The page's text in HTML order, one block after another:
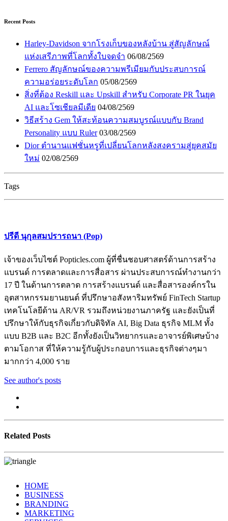
Recent Posts
Harley-Davidson จากโรงเก็บของหลังบ้าน สู่สัญลักษณ์
แห่งเสรีภาพที่โลกทั้งใบจดจำ 06/08/2569
Ferrero สัญลักษณ์ของความพรีเมียมกับประสบการณ์
ความอร่อยระดับโลก 05/08/2569
สิ่งที่ต้อง Reskill และ Upskill สำหรับ Corporate PR ในยุค
AI และโซเชียลมีเดีย 04/08/2569
วิธีสร้าง Gem ให้สะท้อนความสมบูรณ์แบบกับ Brand
Personality แบบ Ruler 03/08/2569
Dior ตำนานแฟชั่นหรูที่เปลี่ยนโลกหลังสงครามสู่ยุคสมัย
ใหม่ 02/08/2569
Tags
ปรีดี นุกุลสมปรารถนา (Pop)
เจ้าของเว็บไซต์ Popticles.com ผู้ที่ชื่นชอบศาสตร์ด้านการสร้าง
แบรนด์ การตลาดและการสื่อสาร ผ่านประสบการณ์ทำงานกว่า
17 ปี ในด้านการตลาด การสร้างแบรนด์ และสื่อสารองค์กรใน
อุตสาหกรรมยานยนต์ ที่ปรึกษาอสังหาริมทรัพย์ FinTech Startup
เทคโนโลยีด้าน AR/VR รวมถึงหน่วยงานภาครัฐ และยังเป็นที่
ปรึกษาให้กับธุรกิจเกี่ยวกับดิจิทัล AI, Big Data ธุรกิจ MLM ทั้ง
แบบ B2B และ B2C อีกทั้งยังเป็นวิทยากรและอาจารย์พิเศษบ้าง
ตามโอกาส ที่ให้ความรู้กับผู้ประกอบการและธุรกิจต่างๆมา
มากกว่า 4,000 ราย
See author's posts
Related Posts
HOME
BUSINESS
BRANDING
MARKETING